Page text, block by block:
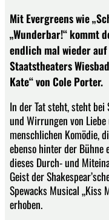
Mit Evergreens wie
„Wunderbar!“ kommt
endlich mal wieder
Staatstheaters
Kate“ von Cole Porter.
In der Tat steht, steht
und Wirrungen von
menschlichen Komödie,
ebenso hinter der Bühne
dieses Durch- und
Geist der
Spewacks Musical „Kiss
erhoben.